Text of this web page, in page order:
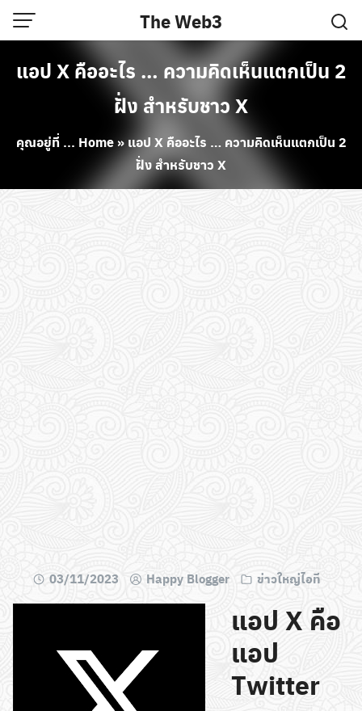
Skip
to
content
The Web3
แอป X คืออะไร … ความคิดเห็นแตกเป็น 2
ฝั่ง สำหรับชาว X
คุณอยู่ที่ ... Home»แอป X คืออะไร … ความคิดเห็นแตกเป็น 2
ฝั่ง สำหรับชาว X
03/11/2023 Happy Blogger ข่าวใหญ่ไอที
แอป X คือ
แอป
Twitter